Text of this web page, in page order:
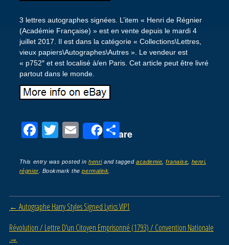
3 lettres autographes signées. L’item « Henri de Régnier
(Académie Française) » est en vente depuis le mardi 4
juillet 2017. Il est dans la catégorie « Collections\Lettres,
vieux papiers\Autographes\Autres ». Le vendeur est
« p752″ et est localisé à/en Paris. Cet article peut être livré
partout dans le monde.
F
c
e
b
o
o
T
tt
er
E
ail
Share
P
ta
er
This entry was posted inhenriand tagged academie ,franaise henri,
régnier . Bookmark thepermalink
Post navigation
← Autographe Harry Styles Signed Lyrics VIP1
Révolution / Lettre D’un Citoyen Emprisonné (1793) / Convention Nationale
→